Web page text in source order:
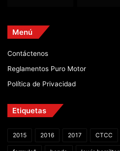
Menú
Contáctenos
Reglamentos Puro Motor
Política de Privacidad
Etiquetas
2015 2016 2017 CTCC